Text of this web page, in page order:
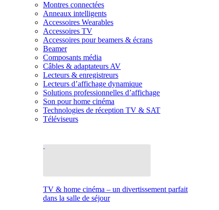
Montres connectées
Anneaux intelligents
Accessoires Wearables
Accessoires TV
Accessoires pour beamers & écrans
Beamer
Composants média
Câbles & adaptateurs AV
Lecteurs & enregistreurs
Lecteurs d’affichage dynamique
Solutions professionnelles d’affichage
Son pour home cinéma
Technologies de réception TV & SAT
Téléviseurs
TV & home cinéma – un divertissement parfait
dans la salle de séjour